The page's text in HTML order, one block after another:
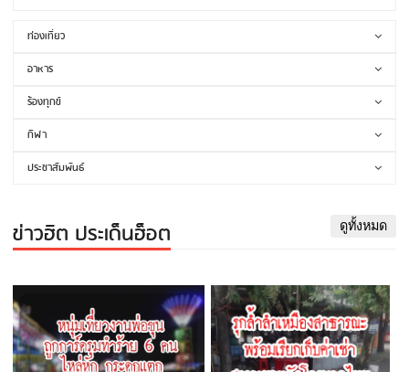
ท่องเที่ยว
อาหาร
ร้องทุกข์
กีฬา
ประชาสัมพันธ์
ข่าวฮิต ประเด็นฮ็อต ดูทั้งหมด